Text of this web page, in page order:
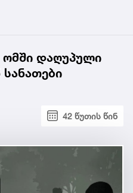
ომში დაღუპული
42 წუთის წინ